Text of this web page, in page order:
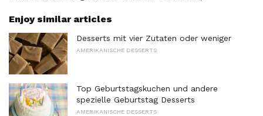
Enjoy similar articles
Desserts mit vier Zutaten oder weniger
AMERIKANISCHE DESSERTS
Top Geburtstagskuchen und andere
spezielle Geburtstag Desserts
AMERIKANISCHE DESSERTS